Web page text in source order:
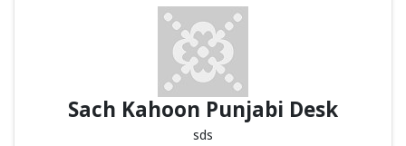
Sach Kahoon Punjabi Desk
sds